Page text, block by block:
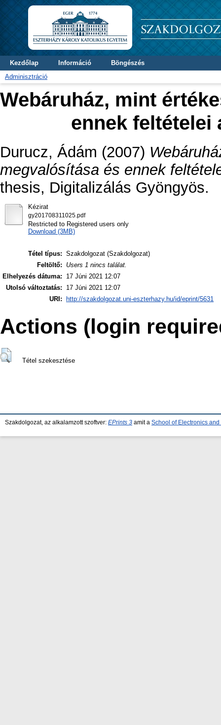
Kezdőlap Információ
Böngészés
Adminisztráció
Webáruház, mint
ennek feltételei
Durucz, Ádám (2007)
megvalósítása és ennek
thesis, Digitalizálás Gyöngyös.
Kézirat
gy201708311025.pdf
Restricted to Registered users only
Download (3MB)
Tétel típus: Szakdolgozat (Szakdolgozat)
Feltöltő:
Users 1 nincs találat.
Elhelyezés dátuma:
17 Júni 2021 12:07
Utolsó változtatás:
17 Júni 2021 12:07
URI:
http://szakdolgozat.uni-eszterhazy.hu/id/eprint/5631
Actions (login
Tétel szekesztése
Szakdolgozat, az alkalamzott szoftver: EPrints 3 amit a School of Electronics